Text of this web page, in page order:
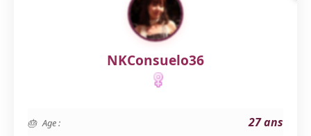
NKConsuelo36
Age : 27 ans